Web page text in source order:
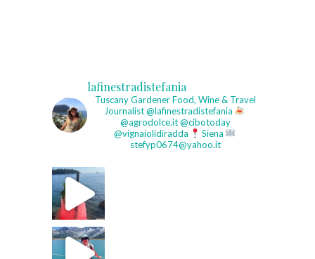
lafinestradistefania
Tuscany GardenerFood, Wine & Travel
Journalist@lafinestradistefania
@agrodolce.it @cibotoday
@vignaiolidiradda
Siena
stefyp0674@yahoo.it